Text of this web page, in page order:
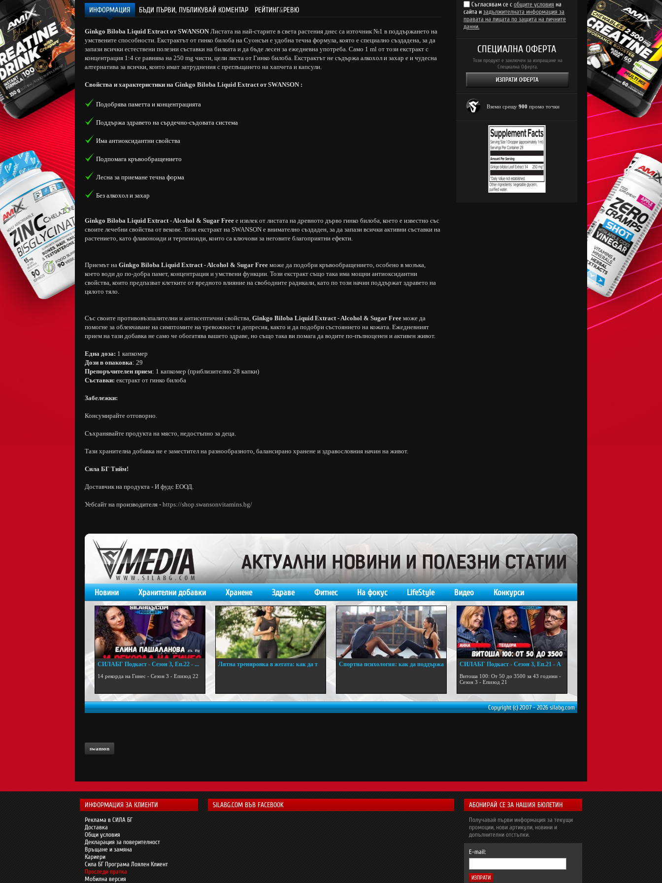
ИНФОРМАЦИЯ БЪДИ ПЪРВИ, ПУБЛИКУВАЙ КОМЕНТАР РЕЙТИНГ&РЕВЮ
Ginkgo Biloba Liquid Extractoт SWANSON Листата на най-старите в света растения днес са източник №1 в поддържането на
умствените способности. Екстрактът от гинко билоба на Суонсън е удобна течна формула, която е специално създадена, за да
запази всички естествени полезни съставки на билката и да бъде лесен за ежедневна употреба. Само 1 ml от този екстракт с
концентрация 1:4 се равнява на 250 mg чисти, цели листа от Гинко билоба. Екстрактът не съдържа алкохол и захар е и чудесна
алтернатива за всички, които имат затруднения с преглъщането на хапчета и капсули.
Свойства и характеристики на Ginkgo Biloba Liquid Extractoт SWANSON :
Подобрява паметта и концентрацията
Поддържа здравето на сърдечно-съдовата система
Има антиоксидантни свойства
Подпомага кръвообращението
Лесна за приемане течна форма
Без алкохол и захар
Ginkgo Biloba Liquid Extract - Alcohol & Sugar Free е извлек от листата на древното дърво гинко билоба, което е известно със
своите лечебни свойства от векове. Този екстракт на SWANSON е внимателно създаден, за да запази всички активни съставки на
растението, като флавоноиди и терпеноиди, които са ключови за неговите благоприятни ефекти.
Приемът на Ginkgo Biloba Liquid Extract - Alcohol & Sugar Free може да подобри кръвообращението, особено в мозъка,
което води до по-добра памет, концентрация и умствени функции. Този екстракт също така има мощни антиоксидантни
свойства, които предпазват клетките от вредното влияние на свободните радикали, като по този начин поддържат здравето на
цялото тяло.
Със своите противовъзпалителни и антисептични свойства, Ginkgo Biloba Liquid Extract - Alcohol & Sugar Free може да
помогне за облекчаване на симптомите на тревожност и депресия, както и да подобри състоянието на кожата. Ежедневният
прием на тази добавка не само че обогатява вашето здраве, но също така ви помага да водите по-пълноценен и активен живот.
Една доза: 1 капкомер
Дози в опаковка: 29
Препоръчителен прием: 1 капкомер (приблизително 28 капки)
Съставки: екстракт от гинко билоба
Забележки:
Консумирайте отговорно.
Съхранявайте продукта на място, недостъпно за деца.
Тази хранителна добавка не е заместител на разнообразното, балансирано хранене и здравословния начин на живот.
Сила БГ Тийм!
Доставчик на продукта - И фудс ЕООД.
Уебсайт на производителя - https://shop.swansonvitamins.bg/
Съгласявам се с общите условия на
сайта и задължителната информация за
правата на лицата по защита на личните
данни.
СПЕЦИАЛНА ОФЕРТА
Този продукт е заключен за изпращане на
Специална Оферта.
Вземи срещу 900 промо точки
Новини Хранителни добавки Хранене Здраве Фитнес На фокус LifeStyle Видео Конкурси
СИЛАБГ Подкаст - Сезон 3, Еп.22 - ...
14 рекорда на Гинес - Сезон 3 - Епизод 22
Лятна тренировка в жегата: как да т
Спортна психология: как да поддържа
СИЛАБГ Подкаст - Сезон 3, Еп.21 - А
Витоша 100: От 50 до 3500 за 43 години -
Сезон 3 - Епизод 21
Copyright (c) 2007 - 2026 silabg.com
swanson
ИНФОРМАЦИЯ ЗА КЛИЕНТИ
Реклама в СИЛА БГ
Доставка
Общи условия
Декларация за поверителност
Връщане и замяна
Кариери
Сила БГ Програма Лоялен Клиент
Проследи пратка
Мобилна версия
SILABG.COM ВЪВ FACEBOOK АБОНИРАЙ СЕ ЗА НАШИЯ БЮЛЕТИН
Получавай първи информация за текущи
промоции, нови артикули, новини и
допълнителни отстъпки.
E-mail: